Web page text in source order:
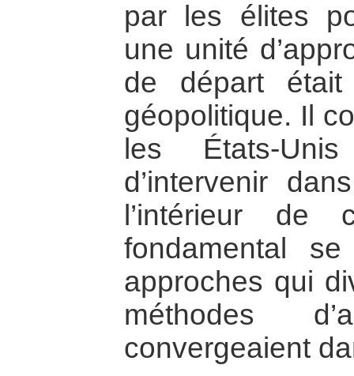
par les élites
une unité
de départ
géopolitique. Il
les États-
d’intervenir
l’intérieur de
fondamental
approches qui
méthodes
convergeaient